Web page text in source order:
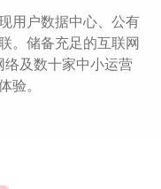
用户数据中心、公有
。储备充足的互联网
络及数十家中小运营
验。